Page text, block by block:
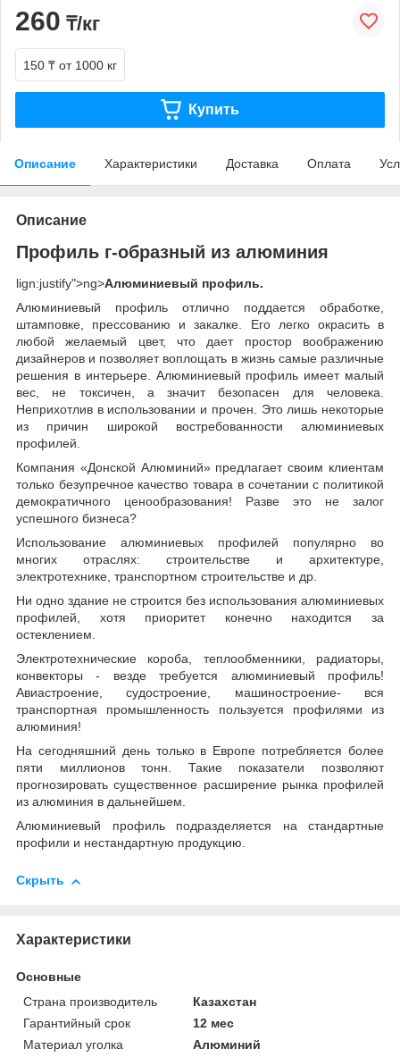
260 ₸/кг
150 ₸ от 1000 кг
Купить
Описание Характеристики Доставка Оплата
Описание
Профиль г-образный из алюминия
lign:justify">ng>Алюминиевый профиль.
Алюминиевый профиль отлично поддается обработке,
штамповке, прессованию и закалке. Его легко окрасить в
любой желаемый цвет, что дает простор воображению
дизайнеров и позволяет воплощать в жизнь самые различные
решения в интерьере. Алюминиевый профиль имеет малый
вес, не токсичен, а значит безопасен для человека.
Неприхотлив в использовании и прочен. Это лишь некоторые
из причин широкой востребованности алюминиевых
профилей.
Компания «Донской Алюминий» предлагает своим клиентам
только безупречное качество товара в сочетании с политикой
демократичного ценообразования! Разве это не залог
успешного бизнеса?
Использование алюминиевых профилей популярно во
многих отраслях: строительстве и архитектуре,
электротехнике, транспортном строительстве и др.
Ни одно здание не строится без использования алюминиевых
профилей, хотя приоритет конечно находится за
остеклением.
Электротехнические короба, теплообменники, радиаторы,
конвекторы - везде требуется алюминиевый профиль!
Авиастроение, судостроение, машиностроение- вся
транспортная промышленность пользуется профилями из
алюминия!
На сегодняшний день только в Европе потребляется более
пяти миллионов тонн. Такие показатели позволяют
прогнозировать существенное расширение рынка профилей
из алюминия в дальнейшем.
Алюминиевый профиль подразделяется на стандартные
профили и нестандартную продукцию.
Скрыть
Характеристики
Основные
Страна производитель
Казахстан
Гарантийный срок
12 мес
Материал уголка
Алюминий